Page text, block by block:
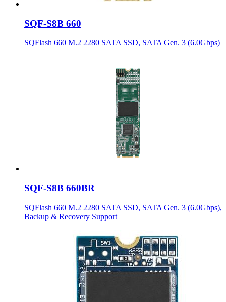
SQF-S8B 660
SQFlash 660 M.2 2280 SATA SSD, SATA Gen. 3 (6.0Gbps)
SQF-S8B 660BR
SQFlash 660 M.2 2280 SATA SSD, SATA Gen. 3 (6.0Gbps),
Backup & Recovery Support